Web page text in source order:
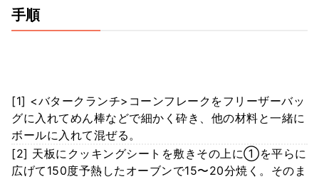
手順
[1] <バタークランチ>コーンフレークをフリーザーバッ
グに入れてめん棒などで細かく砕き、他の材料と一緒に
ボールに入れて混ぜる。
[2] 天板にクッキングシートを敷きその上に①を平らに
広げて150度予熱したオーブンで15〜20分焼く。そのま